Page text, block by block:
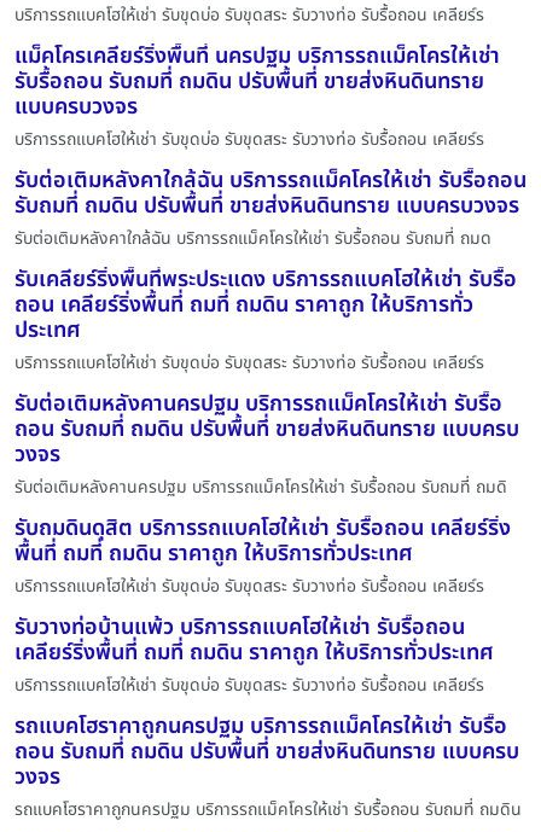
บริการรถแบคโฮให้เช่า รับขุดบ่อ รับขุดสระ รับวางท่อ รับรื้อถอน เคลียร์ร
แม็คโครเคลียร์ริ่งพื้นที่ นครปฐม บริการรถแม็คโครให้เช่า
รับรื้อถอน รับถมที่ ถมดิน ปรับพื้นที่ ขายส่งหินดินทราย
แบบครบวงจร
บริการรถแบคโฮให้เช่า รับขุดบ่อ รับขุดสระ รับวางท่อ รับรื้อถอน เคลียร์ร
รับต่อเติมหลังคาใกล้ฉัน บริการรถแม็คโครให้เช่า รับรื้อถอน
รับถมที่ ถมดิน ปรับพื้นที่ ขายส่งหินดินทราย แบบครบวงจร
รับต่อเติมหลังคาใกล้ฉัน บริการรถแม็คโครให้เช่า รับรื้อถอน รับถมที่ ถมด
รับเคลียร์ริ่งพื้นที่พระประแดง บริการรถแบคโฮให้เช่า รับรื้อ
ถอน เคลียร์ริ่งพื้นที่ ถมที่ ถมดิน ราคาถูก ให้บริการทั่ว
ประเทศ
บริการรถแบคโฮให้เช่า รับขุดบ่อ รับขุดสระ รับวางท่อ รับรื้อถอน เคลียร์ร
รับต่อเติมหลังคานครปฐม บริการรถแม็คโครให้เช่า รับรื้อ
ถอน รับถมที่ ถมดิน ปรับพื้นที่ ขายส่งหินดินทราย แบบครบ
วงจร
รับต่อเติมหลังคานครปฐม บริการรถแม็คโครให้เช่า รับรื้อถอน รับถมที่ ถมดิ
รับถมดินดุสิต บริการรถแบคโฮให้เช่า รับรื้อถอน เคลียร์ริ่ง
พื้นที่ ถมที่ ถมดิน ราคาถูก ให้บริการทั่วประเทศ
บริการรถแบคโฮให้เช่า รับขุดบ่อ รับขุดสระ รับวางท่อ รับรื้อถอน เคลียร์ร
รับวางท่อบ้านแพ้ว บริการรถแบคโฮให้เช่า รับรื้อถอน
เคลียร์ริ่งพื้นที่ ถมที่ ถมดิน ราคาถูก ให้บริการทั่วประเทศ
บริการรถแบคโฮให้เช่า รับขุดบ่อ รับขุดสระ รับวางท่อ รับรื้อถอน เคลียร์ร
รถแบคโฮราคาถูกนครปฐม บริการรถแม็คโครให้เช่า รับรื้อ
ถอน รับถมที่ ถมดิน ปรับพื้นที่ ขายส่งหินดินทราย แบบครบ
วงจร
รถแบคโฮราคาถูกนครปฐม บริการรถแม็คโครให้เช่า รับรื้อถอน รับถมที่ ถมดิน